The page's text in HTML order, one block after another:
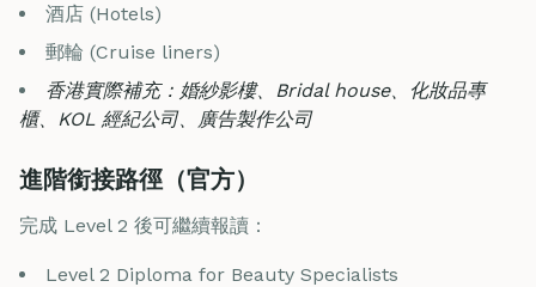
酒店 (Hotels)
郵輪 (Cruise liners)
香港實際補充：婚紗影樓、Bridal house、化妝品專
櫃、KOL 經紀公司、廣告製作公司
進階銜接路徑（官方）
完成 Level 2 後可繼續報讀：
Level 2 Diploma for Beauty Specialists